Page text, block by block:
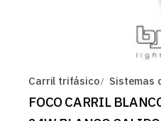
Carril trifásico Sistemas
FOCO CARRIL